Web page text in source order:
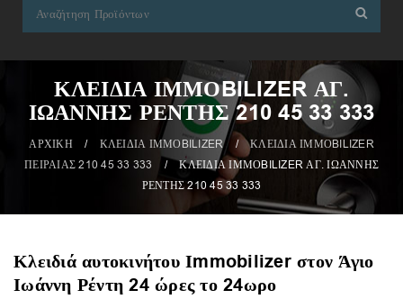
ΚΛΕΙΔΙΑ ΙΜΜΟBILIZER ΑΓ.
ΙΩΑΝΝΗΣ ΡΕΝΤΗΣ 210 45 33 333
ΑΡΧΙΚΗ / ΚΛΕΙΔΙΑ ΙΜΜΟBILIZER /
ΚΛΕΙΔΙΑ ΙΜΜΟBILIZER
ΠΕΙΡΑΙΑΣ 210 45 33 333
/
ΚΛΕΙΔΙΑ ΙΜΜΟBILIZER ΑΓ. ΙΩΑΝΝΗΣ
ΡΕΝΤΗΣ 210 45 33 333
Κλειδιά αυτοκινήτου Ιmmobilizer στον Άγιο
Ιωάννη Ρέντη 24 ώρες το 24ωρο